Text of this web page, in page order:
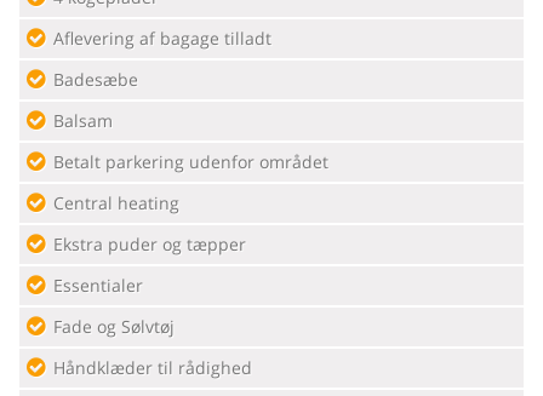
Aflevering af bagage tilladt
Badesæbe
Balsam
Betalt parkering udenfor området
Central heating
Ekstra puder og tæpper
Essentialer
Fade og Sølvtøj
Håndklæder til rådighed